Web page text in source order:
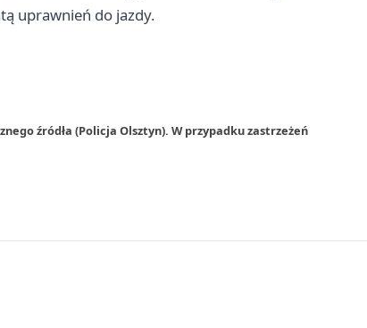
uprawnień do jazdy.
źródła (Policja Olsztyn). W przypadku zastrzeżeń